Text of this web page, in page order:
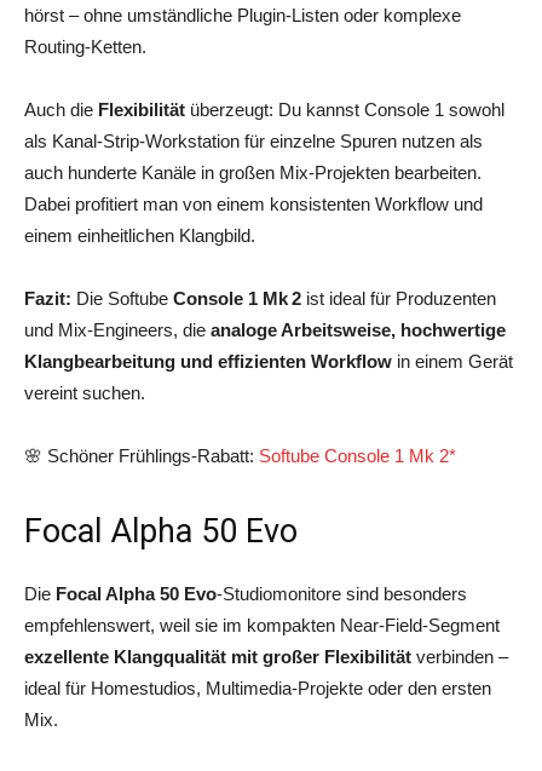
hörst – ohne umständliche Plugin‑Listen oder komplexe
Routing‑Ketten.
Auch die Flexibilität überzeugt: Du kannst Console 1 sowohl
als Kanal‑Strip‑Workstation für einzelne Spuren nutzen als
auch hunderte Kanäle in großen Mix‑Projekten bearbeiten.
Dabei profitiert man von einem konsistenten Workflow und
einem einheitlichen Klangbild.
Fazit: Die Softube Console 1 Mk 2 ist ideal für Produzenten
und Mix‑Engineers, die analoge Arbeitsweise, hochwertige
Klangbearbeitung und effizienten Workflow in einem Gerät
vereint suchen.
🌸 Schöner Frühlings-Rabatt: Softube Console 1 Mk 2*
Focal Alpha 50 Evo
Die Focal Alpha 50 Evo‑Studiomonitore sind besonders
empfehlenswert, weil sie im kompakten Near‑Field‑Segment
exzellente Klangqualität mit großer Flexibilität verbinden –
ideal für Homestudios, Multimedia‑Projekte oder den ersten
Mix.